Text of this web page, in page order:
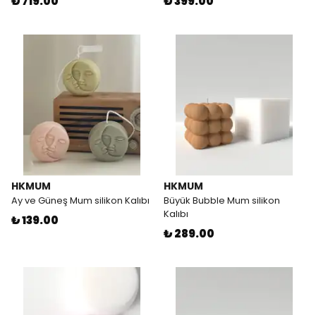
HKMUM
Ay ve Güneş Mum silikon Kalıbı
₺ 139.00
HKMUM
Büyük Bubble Mum silikon
Kalıbı
₺ 289.00